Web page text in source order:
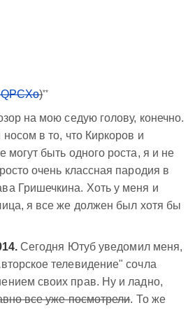
)**
на мою седую голову, конечно.
в то, что Киркоров и
могут быть одного роста, я и не
очень классная пародия в
Гришечкина. Хоть у меня и
я все же должен был хотя бы
Сегодня Ютуб уведомил меня,
телевидение" сочла
своих прав. Ну и ладно,
все уже посмотрели. То же